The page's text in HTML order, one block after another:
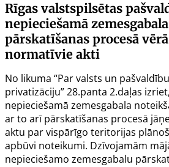
Rīgas valstspilsētas
nepieciešamā
pārskatīšanas procesā
normatīvie akti
No likuma “Par valsts un
privatizāciju”28.panta 2.daļas
nepieciešamā zemesgabala
ar to arī pārskatīšanas procesā
aktu par vispārīgo teritorijas
apbūvi noteikumi. Dzīvojamām
nepieciešamo zemesgabalu